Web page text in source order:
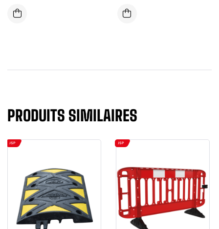
CM + BANDE RETRO
REFLECHISSA
BANDES BLANCHES
PRODUITS SIMILAIRES
JSP JSP